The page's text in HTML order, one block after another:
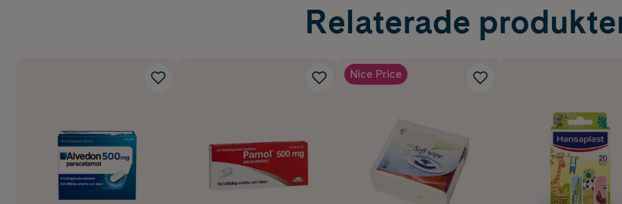
Relaterade
Nice Price